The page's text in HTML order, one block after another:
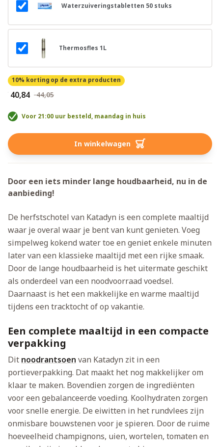
Waterzuiveringstabletten 50 stuks
Thermosfles 1L
10% korting op de extra producten
€ 40,84 € 44,05
Voor 21:00 uur besteld, maandag in huis
In winkelwagen
Door een iets minder lange houdbaarheid, nu in de
aanbieding!
De herfstschotel van Katadyn is een complete maaltijd
waar je overal waar je bent van kunt genieten. Voeg
simpelweg kokend water toe en geniet enkele minuten
later van een klassieke maaltijd met een rijke smaak.
Door de lange houdbaarheid is het uitermate geschikt
als onderdeel van een noodvoorraad voedsel.
Daarnaast is het een makkelijke en warme maaltijd
tijdens een tracktocht of op vakantie.
Een complete maaltijd in een compacte
verpakking
Dit noodrantsoen van Katadyn zit in een
portieverpakking. Dat maakt het nog makkelijker om
klaar te maken. Bovendien zorgen de ingrediënten
voor een gebalanceerde voeding. Koolhydraten zorgen
voor snelle energie. De eiwitten in het rundvlees zijn
onmisbare bouwstenen voor je spieren. Door de ruime
hoeveelheid champignons, uien, wortelen, tomaten en